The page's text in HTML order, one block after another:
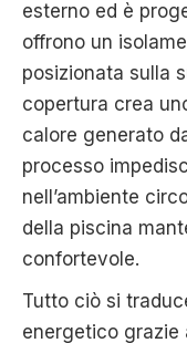
esterno ed è
offrono un
posizionata sulla
copertura crea
calore generato
processo
nell’ambiente
della piscina
confortevole.
Tutto ciò si
energetico grazie